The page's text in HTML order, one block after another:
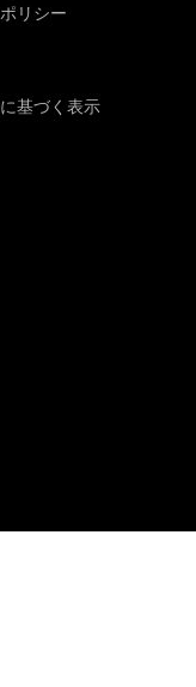
リシー
基づく表示